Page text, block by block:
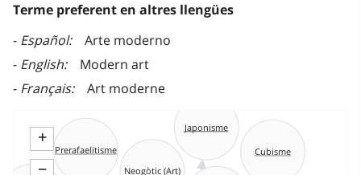
Terme preferent en altres llengües
Español
Arte moderno
English
Modern art
Français
Art moderne
+
−
Prerafaelitisme
Cubisme
Neogòtic (Art)
Japonisme